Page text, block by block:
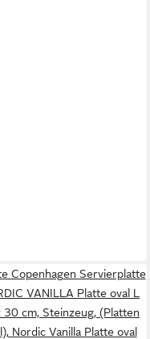
Copenhagen Servierplatte
VANILLA Platte oval L
30 cm, Steinzeug, (Platten
Nordic Vanilla Platte oval